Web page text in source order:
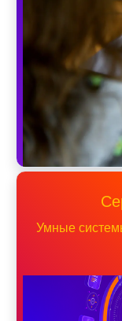
Умные